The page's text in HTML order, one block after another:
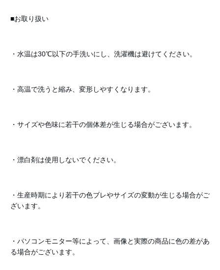
■お取り扱い
・水温は30℃以下の手洗いにし、洗濯機は避けてください。
・高温で洗うと縮み、変形しやすくなります。
・サイズや色味に若干の個体差が生じる場合がございます。
・漂白剤は使用しないでください。
・生産時期により若干の色ブレやサイズの変動が生じる場合がご
ざいます。
・パソコンモニター等によって、画像と実際の商品に色の差があ
る場合がございます。